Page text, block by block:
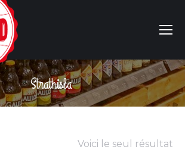
Strathisla
Vous êtes ici :
Voici le seul résultat